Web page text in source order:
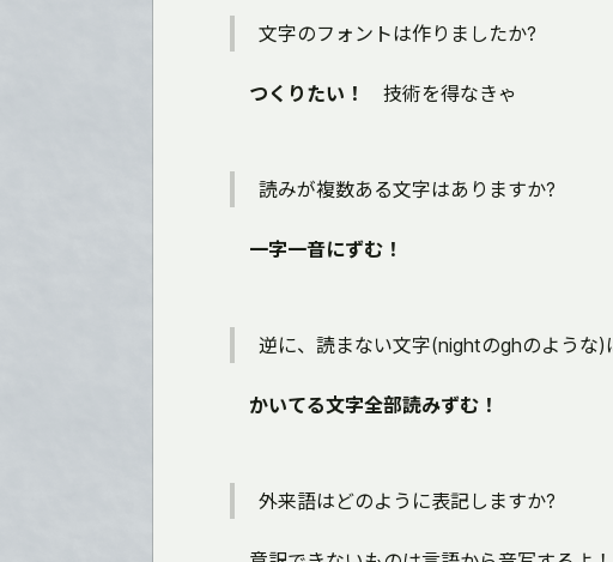
文字のフォントは作りましたか?
つくりたい！ 技術を得なきゃ
読みが複数ある文字はありますか?
一字一音にずむ！
逆に、読まない文字(nightのghのような)
かいてる文字全部読みずむ！
外来語はどのように表記しますか?